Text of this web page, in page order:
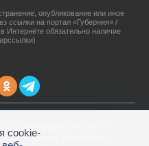
опубликование или иное
ссылки на портал «Губерния» /
Интернете обязательно наличие
по надзору в сфере связи,
cookie-